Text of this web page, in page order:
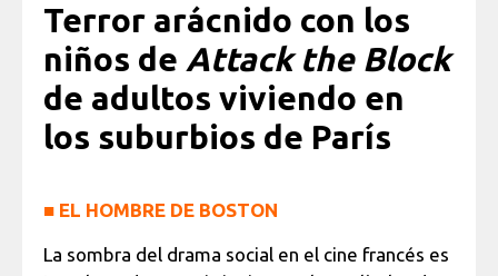
Terror arácnido con los
niños de Attack the Block
de adultos viviendo en
los suburbios de París
■ EL HOMBRE DE BOSTON
La sombra del drama social en el cine francés es